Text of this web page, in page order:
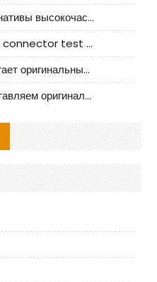
Анализ российской альтернативы высокочастотных кабельных колодцев I-PEX
CLIFF under the domestic connector test standard update
JST соединитель - предлагает оригинальные и заменяющие JST NSHR-02V-S соединители
JST соединитель - предоставляем оригинальные JST GHR-09V-S соединители и их аналоги